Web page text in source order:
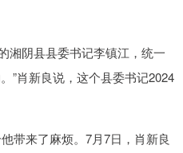
湘阴县县委书记李镇江，统一
”肖新良说，这个县委书记2024
带来了麻烦。7月7日，肖新良